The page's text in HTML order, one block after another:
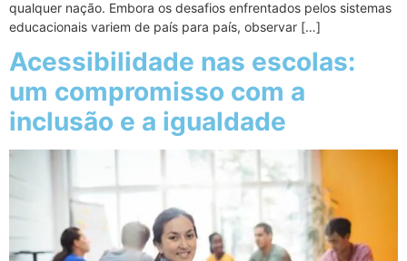
qualquer nação. Embora os desafios enfrentados pelos sistemas
educacionais variem de país para país, observar […]
Acessibilidade nas escolas:
um compromisso com a
inclusão e a igualdade